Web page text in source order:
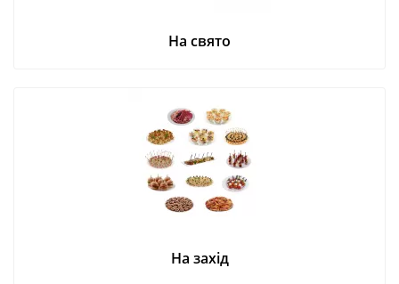
На свято
На захід